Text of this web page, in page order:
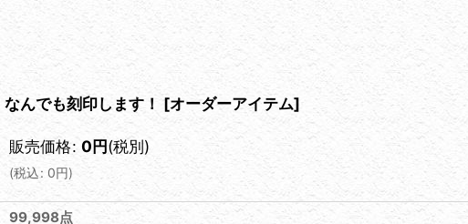
なんでも刻印します！ [オーダーアイテム]
販売価格: 0円(税別)
(税込: 0円)
99,998点